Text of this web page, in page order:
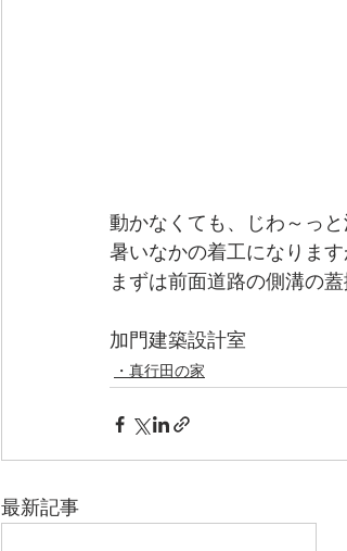
動かなくても、じわ～っと
暑いなかの着工になりま
まずは前面道路の側溝の
加門建築設計室
・真行田の家
最新記事